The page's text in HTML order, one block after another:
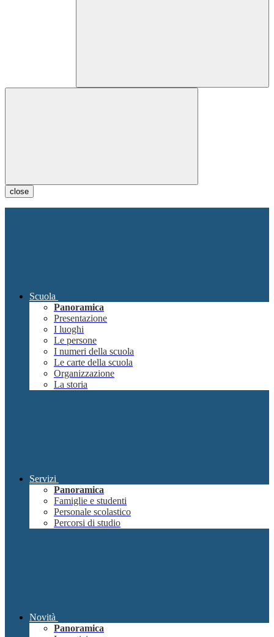
close
Scuola
Panoramica
Presentazione
I luoghi
Le persone
I numeri della scuola
Le carte della scuola
Organizzazione
La storia
Servizi
Panoramica
Famiglie e studenti
Personale scolastico
Percorsi di studio
Novità
Panoramica